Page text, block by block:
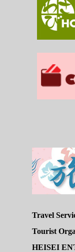
Travel
Tourist
HEISEI